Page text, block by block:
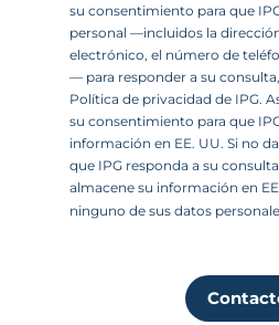
su consentimiento para que
personal —incluidos la
electrónico, el número de
— para responder a su
Política de privacidad de IPG.
su consentimiento para que
información en EE. UU. Si no
que IPG responda a su
almacene su información en
ninguno de sus datos